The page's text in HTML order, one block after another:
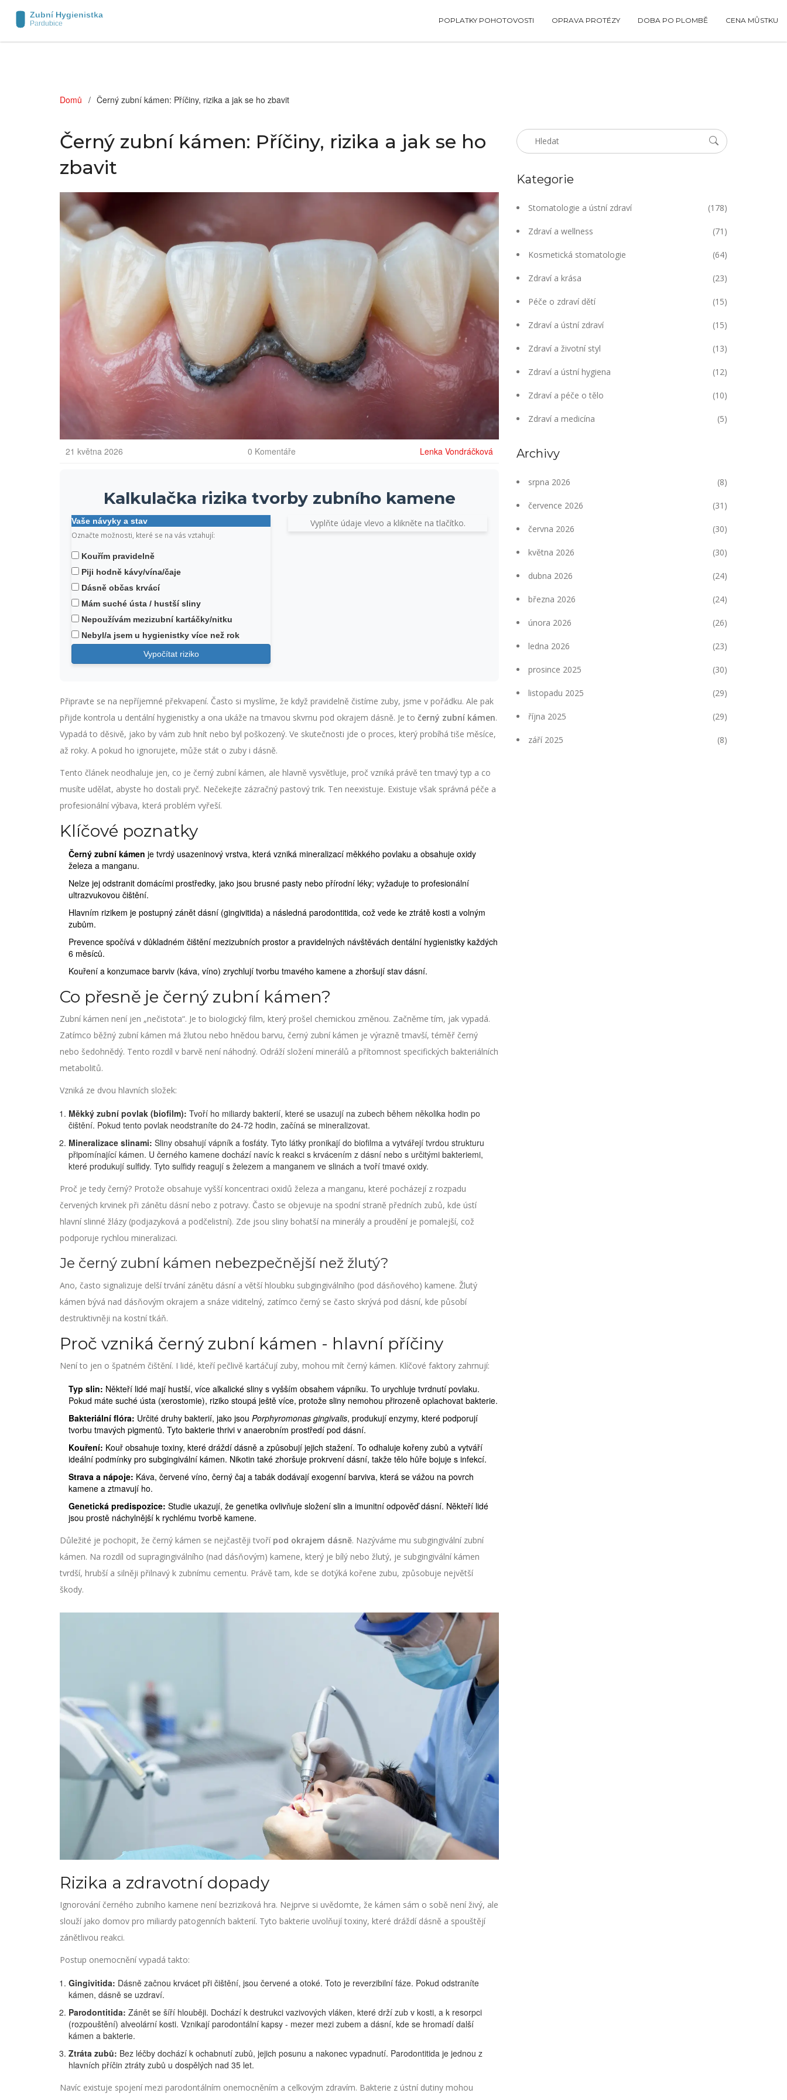
POPLATKY POHOTOVOSTI OPRAVA PROTÉZY DOBA PO PLOMBĚ CENA MŮSTKU
Domů Černý zubní kámen: Příčiny, rizika a jak se ho zbavit
Černý zubní kámen: Příčiny, rizika a jak se ho
zbavit
21 května 2026 0 Komentáře Lenka Vondráčková
Kalkulačka rizika tvorby zubního kamene
Vaše návyky a stav
Označte možnosti, které se na vás vztahují:
Kouřím pravidelně
Piji hodně kávy/vína/čaje
Dásně občas krvácí
Mám suché ústa / hustší sliny
Nepoužívám mezizubní kartáčky/nitku
Nebyl/a jsem u hygienistky více než rok
Vypočítat riziko
Vyplňte údaje vlevo a klikněte na tlačítko.
Připravte se na nepříjemné překvapení. Často si myslíme, že když pravidelně čistíme zuby, jsme v pořádku. Ale pak
přijde kontrola u dentální hygienistky a ona ukáže na tmavou skvrnu pod okrajem dásně. Je to černý zubní kámen.
Vypadá to děsivě, jako by vám zub hnít nebo byl poškozený. Ve skutečnosti jde o proces, který probíhá tiše měsíce,
až roky. A pokud ho ignorujete, může stát o zuby i dásně.
Tento článek neodhaluje jen, co je černý zubní kámen, ale hlavně vysvětluje, proč vzniká právě ten tmavý typ a co
musíte udělat, abyste ho dostali pryč. Nečekejte zázračný pastový trik. Ten neexistuje. Existuje však správná péče a
profesionální výbava, která problém vyřeší.
Klíčové poznatky
Černý zubní kámen je tvrdý usazeninový vrstva, která vzniká mineralizací měkkého povlaku a obsahuje oxidy
železa a manganu.
Nelze jej odstranit domácími prostředky, jako jsou brusné pasty nebo přírodní léky; vyžaduje to profesionální
ultrazvukovou čištění.
Hlavním rizikem je postupný zánět dásní (gingivitida) a následná parodontitida, což vede ke ztrátě kosti a volným
zubům.
Prevence spočívá v důkladném čištění mezizubních prostor a pravidelných návštěvách dentální hygienistky každých
6 měsíců.
Kouření a konzumace barviv (káva, víno) zrychlují tvorbu tmavého kamene a zhoršují stav dásní.
Co přesně je černý zubní kámen?
Zubní kámen není jen „nečistota“. Je to biologický film, který prošel chemickou změnou. Začněme tím, jak vypadá.
Zatímco běžný zubní kámen má žlutou nebo hnědou barvu, černý zubní kámen je výrazně tmavší, téměř černý
nebo šedohnědý. Tento rozdíl v barvě není náhodný. Odráží složení minerálů a přítomnost specifických bakteriálních
metabolitů.
Vzniká ze dvou hlavních složek:
Měkký zubní povlak (biofilm): Tvoří ho miliardy bakterií, které se usazují na zubech během několika hodin po
čištění. Pokud tento povlak neodstraníte do 24-72 hodin, začíná se mineralizovat.
Mineralizace slinami: Sliny obsahují vápník a fosfáty. Tyto látky pronikají do biofilma a vytvářejí tvrdou strukturu
připomínající kámen. U černého kamene dochází navíc k reakci s krvácením z dásní nebo s určitými bakteriemi,
které produkují sulfidy. Tyto sulfidy reagují s železem a manganem ve slinách a tvoří tmavé oxidy.
Proč je tedy černý? Protože obsahuje vyšší koncentraci oxidů železa a manganu, které pocházejí z rozpadu
červených krvinek při zánětu dásní nebo z potravy. Často se objevuje na spodní straně předních zubů, kde ústí
hlavní slinné žlázy (podjazyková a podčelistní). Zde jsou sliny bohatší na minerály a proudění je pomalejší, což
podporuje rychlou mineralizaci.
Je černý zubní kámen nebezpečnější než žlutý?
Ano, často signalizuje delší trvání zánětu dásní a větší hloubku subgingiválního (pod dásňového) kamene. Žlutý
kámen bývá nad dásňovým okrajem a snáze viditelný, zatímco černý se často skrývá pod dásní, kde působí
destruktivněji na kostní tkáň.
Proč vzniká černý zubní kámen - hlavní příčiny
Není to jen o špatném čištění. I lidé, kteří pečlivě kartáčují zuby, mohou mít černý kámen. Klíčové faktory zahrnují:
Typ slin: Někteří lidé mají hustší, více alkalické sliny s vyšším obsahem vápníku. To urychluje tvrdnutí povlaku.
Pokud máte suché ústa (xerostomie), riziko stoupá ještě více, protože sliny nemohou přirozeně oplachovat bakterie.
Bakteriální flóra: Určité druhy bakterií, jako jsou Porphyromonas gingivalis, produkují enzymy, které podporují
tvorbu tmavých pigmentů. Tyto bakterie thrivi v anaerobním prostředí pod dásní.
Kouření: Kouř obsahuje toxiny, které dráždí dásně a způsobují jejich stažení. To odhaluje kořeny zubů a vytváří
ideální podmínky pro subgingivální kámen. Nikotin také zhoršuje prokrvení dásní, takže tělo hůře bojuje s infekcí.
Strava a nápoje: Káva, červené víno, černý čaj a tabák dodávají exogenní barviva, která se vážou na povrch
kamene a ztmavují ho.
Genetická predispozice: Studie ukazují, že genetika ovlivňuje složení slin a imunitní odpověď dásní. Někteří lidé
jsou prostě náchylnější k rychlému tvorbě kamene.
Důležité je pochopit, že černý kámen se nejčastěji tvoří pod okrajem dásně. Nazýváme mu subgingivální zubní
kámen. Na rozdíl od supragingiválního (nad dásňovým) kamene, který je bílý nebo žlutý, je subgingivální kámen
tvrdší, hrubší a silněji přilnavý k zubnímu cementu. Právě tam, kde se dotýká kořene zubu, způsobuje největší
škody.
Rizika a zdravotní dopady
Ignorování černého zubního kamene není bezriziková hra. Nejprve si uvědomte, že kámen sám o sobě není živý, ale
slouží jako domov pro miliardy patogenních bakterií. Tyto bakterie uvolňují toxiny, které dráždí dásně a spouštějí
zánětlivou reakci.
Postup onemocnění vypadá takto:
Gingivitida: Dásně začnou krvácet při čištění, jsou červené a otoké. Toto je reverzibilní fáze. Pokud odstraníte
kámen, dásně se uzdraví.
Parodontitida: Zánět se šíří hlouběji. Dochází k destrukci vazivových vláken, které drží zub v kosti, a k resorpci
(rozpouštění) alveolární kosti. Vznikají parodontální kapsy - mezer mezi zubem a dásní, kde se hromadí další
kámen a bakterie.
Ztráta zubů: Bez léčby dochází k ochabnutí zubů, jejich posunu a nakonec vypadnutí. Parodontitida je jednou z
hlavních příčin ztráty zubů u dospělých nad 35 let.
Navíc existuje spojení mezi parodontálním onemocněním a celkovým zdravím. Bakterie z ústní dutiny mohou
Kategorie
Stomatologie a ústní zdraví (178)
Zdraví a wellness (71)
Kosmetická stomatologie (64)
Zdraví a krása (23)
Péče o zdraví dětí (15)
Zdraví a ústní zdraví (15)
Zdraví a životní styl (13)
Zdraví a ústní hygiena (12)
Zdraví a péče o tělo (10)
Zdraví a medicína (5)
Archivy
srpna 2026 (8)
července 2026 (31)
června 2026 (30)
května 2026 (30)
dubna 2026 (24)
března 2026 (24)
února 2026 (26)
ledna 2026 (23)
prosince 2025 (30)
listopadu 2025 (29)
října 2025 (29)
září 2025 (8)